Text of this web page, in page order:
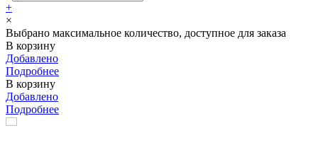
+
×
Выбрано максимальное количество, доступное для заказа
В корзину
Добавлено
Подробнее
В корзину
Добавлено
Подробнее